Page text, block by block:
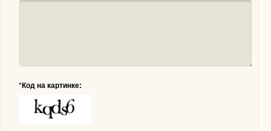
*Код на картинке: